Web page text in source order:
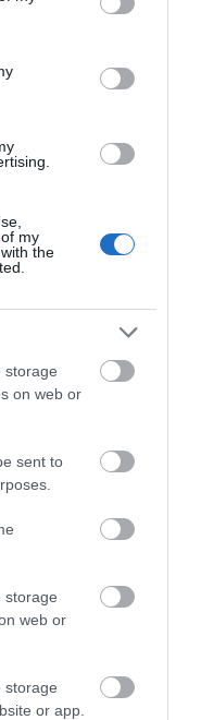
third-party tags to
in below Google
my
the
storage
on web or
sent to
storage
web or
storage
or app.
€13,50
με
€13,95